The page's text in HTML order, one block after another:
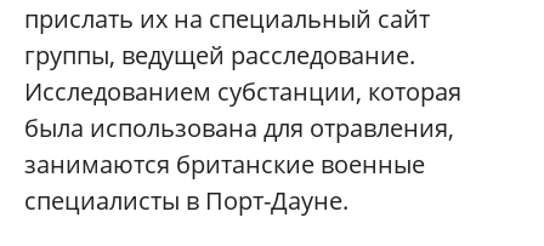
прислать их на специальный сайт
группы, ведущей расследование.
Исследованием субстанции, которая
была использована для отравления,
занимаются британские военные
специалисты в Порт-Дауне.